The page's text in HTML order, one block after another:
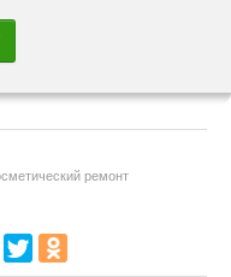
ремонт